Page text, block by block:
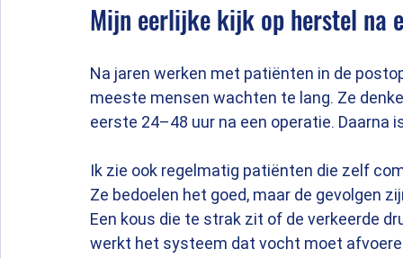
Mijn eerlijke kijk op herstel na
Na jaren werken met patiënten in de
meeste mensen wachten te lang. Ze
eerste 24–48 uur na een operatie. Daarna
Ik zie ook regelmatig patiënten die zelf
Ze bedoelen het goed, maar de gevolgen
Een kous die te strak zit of de verkeerde
werkt het systeem dat vocht moet